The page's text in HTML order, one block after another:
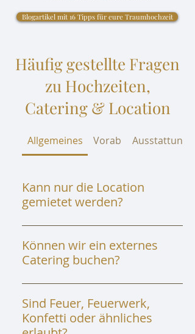
Blogartikel mit 16 Tipps für eure Traumhochzeit
Häufig gestellte Fragen
zu Hochzeiten,
Catering & Location
Allgemeines Vorab Ausstattung
Kann nur die Location
gemietet werden?
Nein, unsere Locations können nur
mit den vollen Serviceleistungen der
KOCHfabrik gebucht werden.
Können wir ein externes
Catering buchen?
Wir als KOCHfabrik sind ein
Cateringunternehmen und betreuen
unsere Locations kulinarisch daher
selber.
Sind Feuer, Feuerwerk,
Konfetti oder ähnliches